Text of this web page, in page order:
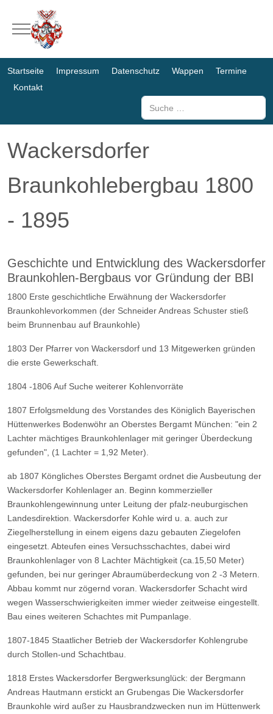
Mobile Menu Toggle
Startseite Impressum Datenschutz Wappen
Termine
Kontakt
Suchen
Wackersdorfer
Braunkohlebergbau 1800
- 1895
Geschichte und Entwicklung des Wackersdorfer
Braunkohlen-Bergbaus vor Gründung der BBI
1800 Erste geschichtliche Erwähnung der Wackersdorfer
Braunkohlevorkommen (der Schneider Andreas Schuster stieß
beim Brunnenbau auf Braunkohle)
1803 Der Pfarrer von Wackersdorf und 13 Mitgewerken gründen
die erste Gewerkschaft.
1804 -1806 Auf Suche weiterer Kohlenvorräte
1807 Erfolgsmeldung des Vorstandes des Königlich Bayerischen
Hüttenwerkes Bodenwöhr an Oberstes Bergamt München: "ein 2
Lachter mächtiges Braunkohlenlager mit geringer Überdeckung
gefunden", (1 Lachter = 1,92 Meter).
ab 1807 Köngliches Oberstes Bergamt ordnet die Ausbeutung der
Wackersdorfer Kohlenlager an. Beginn kommerzieller
Braunkohlengewinnung unter Leitung der pfalz-neuburgischen
Landesdirektion. Wackersdorfer Kohle wird u. a. auch zur
Ziegelherstellung in einem eigens dazu gebauten Ziegelofen
eingesetzt. Abteufen eines Versuchsschachtes, dabei wird
Braunkohlenlager von 8 Lachter Mächtigkeit (ca.15,50 Meter)
gefunden, bei nur geringer Abraumüberdeckung von 2 -3 Metern.
Abbau kommt nur zögernd voran. Wackersdorfer Schacht wird
wegen Wasserschwierigkeiten immer wieder zeitweise eingestellt.
Bau eines weiteren Schachtes mit Pumpanlage.
1807-1845 Staatlicher Betrieb der Wackersdorfer Kohlengrube
durch Stollen-und Schachtbau.
1818 Erstes Wackersdorfer Bergwerksunglück: der Bergmann
Andreas Hautmann erstickt an Grubengas Die Wackersdorfer
Braunkohle wird außer zu Hausbrandzwecken nun im Hüttenwerk